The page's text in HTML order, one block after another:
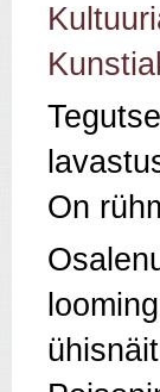
On